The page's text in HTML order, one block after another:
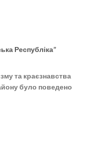
Республіка”
та краєзнавства
було поведено